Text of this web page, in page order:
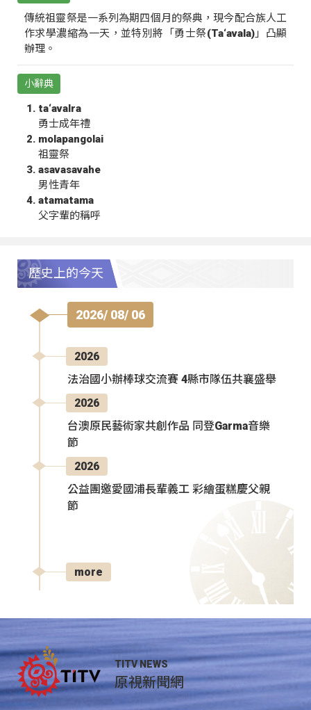
傳統祖靈祭是一系列為期四個月的祭典，現今配合族人工
作求學濃縮為一天，並特別將「勇士祭(Ta‘avala)」凸顯
辦理。
小辭典
ta‘avalra
勇士成年禮
molapangolai
祖靈祭
asavasavahe
男性青年
atamatama
父字輩的稱呼
歷史上的今天
2026/ 08/ 06
2026
法治國小辦棒球交流賽 4縣市隊伍共襄盛舉
2026
台澳原民藝術家共創作品 同登Garma音樂
節
2026
公益團邀愛國浦長輩義工 彩繪蛋糕慶父親
節
more
TITV NEWS
原視新聞網